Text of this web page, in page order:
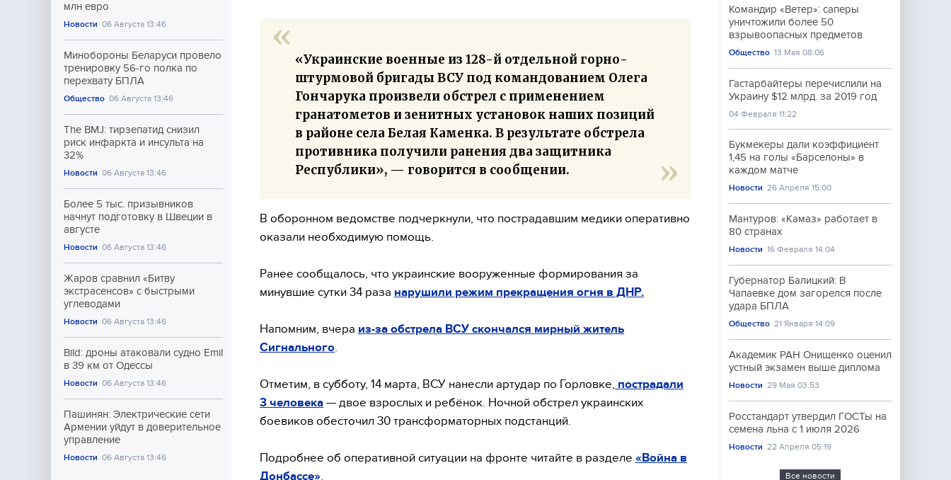
млн евро
Новости 06 Августа 13:46
Минобороны Беларуси провело
тренировку 56-го полка по
перехвату БПЛА
Общество 06 Августа 13:46
The BMJ: тирзепатид снизил
риск инфаркта и инсульта на
32%
Новости 06 Августа 13:46
Более 5 тыс. призывников
начнут подготовку в Швеции в
августе
Новости 06 Августа 13:46
Жаров сравнил «Битву
экстрасенсов» с быстрыми
углеводами
Новости 06 Августа 13:46
Bild: дроны атаковали судно Emil
в 39 км от Одессы
Новости 06 Августа 13:46
Пашинян: Электрические сети
Армении уйдут в доверительное
управление
Новости 06 Августа 13:46
«Украинские военные из 128-й отдельной горно-
штурмовой бригады ВСУ под командованием Олега
Гончарука произвели обстрел с применением
гранатометов и зенитных установок наших позиций
в районе села Белая Каменка. В результате обстрела
противника получили ранения два защитника
Республики», — говорится в сообщении.
В оборонном ведомстве подчеркнули, что пострадавшим медики оперативно
оказали необходимую помощь.
Ранее сообщалось, что украинские вооруженные формирования за
минувшие сутки 34 раза нарушили режим прекращения огня в ДНР.
Напомним, вчера из-за обстрела ВСУ скончался мирный житель
Сигнального
Отметим, в субботу, 14 марта, ВСУ нанесли артудар по Горловке, пострадали
3 человека — двое взрослых и ребёнок. Ночной обстрел украинских
боевиков обесточил 30 трансформаторных подстанций.
Подробнее об оперативной ситуации на фронте читайте в разделе «Война в
Донбассе»
Командир «Ветер»: саперы
уничтожили более 50
взрывоопасных предметов
Общество 13 Мая 08:06
Гастарбайтеры перечислили на
Украину $12 млрд. за 2019 год
04 Февраля 11:22
Букмекеры дали коэффициент
1,45 на голы «Барселоны» в
каждом матче
Новости 26 Апреля 15:00
Мантуров: «Камаз» работает в
80 странах
Новости 16 Февраля 14:04
Губернатор Балицкий: В
Чапаевке дом загорелся после
удара БПЛА
Общество 21 Января 14:09
Академик РАН Онищенко оценил
устный экзамен выше диплома
Новости 29 Мая 03:53
Росстандарт утвердил ГОСТы на
семена льна с 1 июля 2026
Новости 22 Апреля 05:19
Все новости